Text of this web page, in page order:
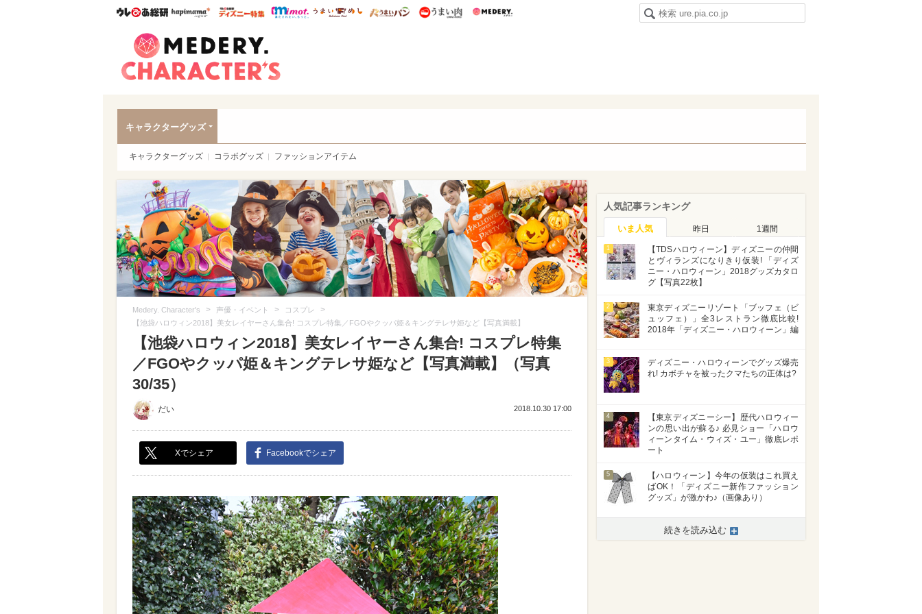
ウレぴあ総研ハピママ* ウレぴあ総研 ディズニー特集
mimot. うまいめし うまいパン うまい肉
キャラクターグッズ
キャラクターグッズ コラボグッズ ファッションアイテム
Medery. Character's > 声優・イベント > コスプレ >
【池袋ハロウィン2018】美女レイヤーさん集合! コスプレ特集／FGOやクッパ姫＆キングテレサ姫など【写真満載】
【池袋ハロウィン2018】美女レイヤーさん集合! コスプレ特集
／FGOやクッパ姫＆キングテレサ姫など【写真満載】（写真
30/35）
だい 2018.10.30 17:00
Xでシェア Facebookでシェア
人気記事ランキング
いま人気 昨日 1週間
1
【TDSハロウィーン】ディズニーの仲間
とヴィランズになりきり仮装! 「ディズ
ニー・ハロウィーン」2018グッズカタロ
グ【写真22枚】
2
東京ディズニーリゾート「ブッフェ（ビ
ュッフェ）」全3レストラン徹底比較!
2018年「ディズニー・ハロウィーン」編
3
ディズニー・ハロウィーンでグッズ爆売
れ! カボチャを被ったクマたちの正体は?
4
【東京ディズニーシー】歴代ハロウィー
ンの思い出が蘇る♪ 必見ショー「ハロウ
ィーンタイム・ウィズ・ユー」徹底レポ
ート
5
【ハロウィーン】今年の仮装はこれ買え
ばOK！「ディズニー新作ファッション
グッズ」が激かわ♪（画像あり）
続きを読み込む